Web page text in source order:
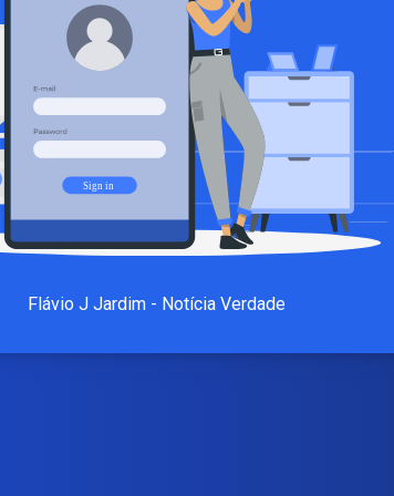
Flávio J Jardim - Notícia Verdade